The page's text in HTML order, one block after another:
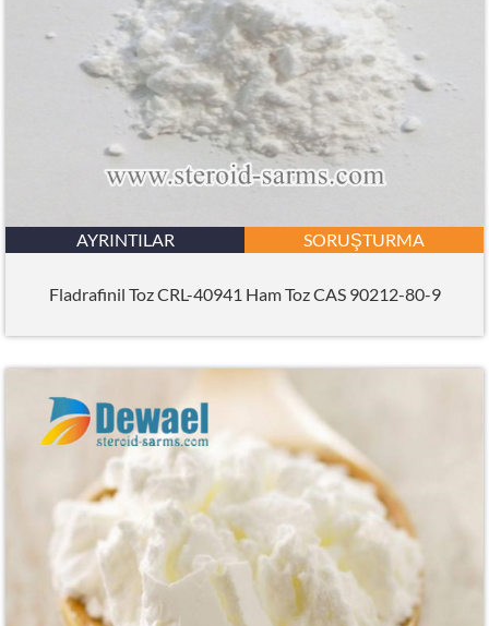
AYRINTILAR SORUŞTURMA
Fladrafinil Toz CRL-40941 Ham Toz CAS 90212-80-9